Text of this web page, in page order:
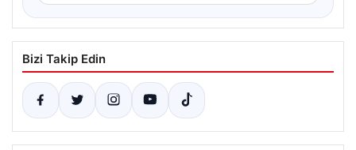
Bizi Takip Edin